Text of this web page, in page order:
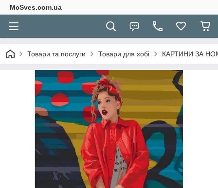
McSves.com.ua
Товари та послуги Товари для хобі КАРТИНИ ЗА